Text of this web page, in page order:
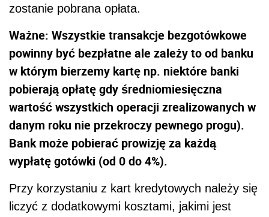
zostanie pobrana opłata.
Ważne: Wszystkie transakcje bezgotówkowe
powinny być bezpłatne ale zależy to od banku
w którym bierzemy kartę np. niektóre banki
pobierają opłatę gdy średniomiesięczna
wartość wszystkich operacji zrealizowanych w
danym roku nie przekroczy pewnego progu).
Bank może pobierać prowizję za każdą
wypłatę gotówki (od 0 do 4%).
Przy korzystaniu z kart kredytowych należy się
liczyć z dodatkowymi kosztami, jakimi jest